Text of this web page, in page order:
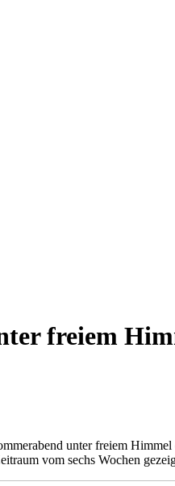
freiem
unter freiem
vom sechs Wochen